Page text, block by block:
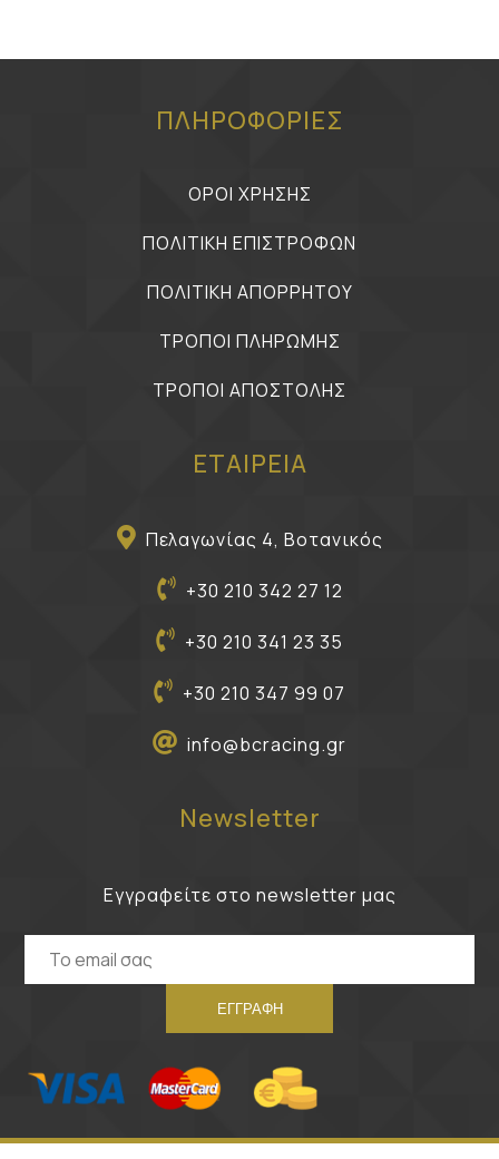
ΠΛΗΡΟΦΟΡΙΕΣ
ΟΡΟΙ ΧΡΗΣΗΣ
ΠΟΛΙΤΙΚΗ ΕΠΙΣΤΡΟΦΩΝ
ΠΟΛΙΤΙΚΗ ΑΠΟΡΡΗΤΟΥ
ΤΡΟΠΟΙ ΠΛΗΡΩΜΗΣ
ΤΡΟΠΟΙ ΑΠΟΣΤΟΛΗΣ
ΕΤΑΙΡΕΙΑ
Πελαγωνίας 4, Βοτανικός
+30 210 342 27 12
+30 210 341 23 35
+30 210 347 99 07
info@bcracing.gr
Newsletter
Εγγραφείτε στο newsletter μας